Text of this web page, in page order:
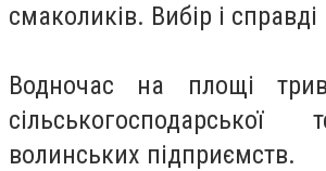
смаколиків. Вибір і
Водночас на площі
сільськогосподарської
волинських підприємств.